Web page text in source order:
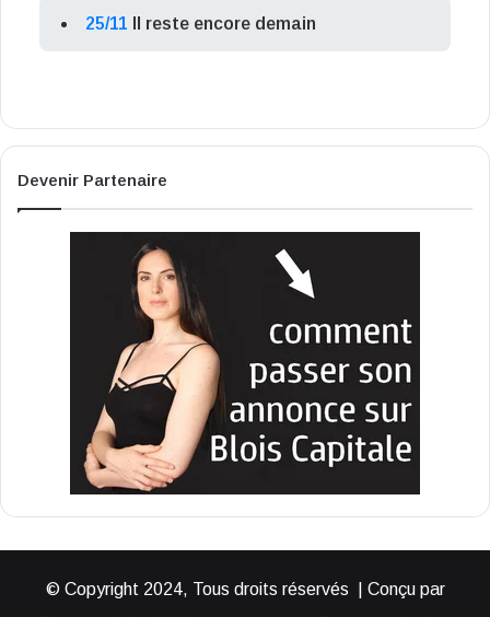
25/11 Il reste encore demain
Devenir Partenaire
© Copyright 2024, Tous droits réservés | Conçu par